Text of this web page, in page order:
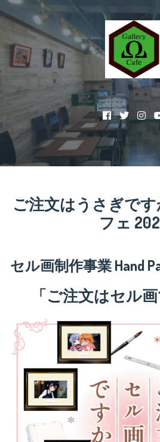
Skip
to
ご注文はうさぎで
フェ
セル画制作事業 Hand
「ご注文はセル